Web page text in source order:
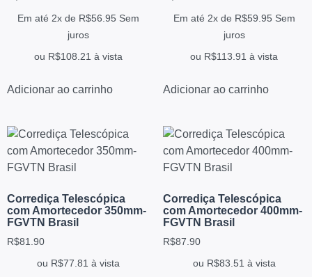
Em até 2x de R$56.95 Sem
juros
ou R$108.21 à vista
Adicionar ao carrinho
Em até 2x de R$59.95 Sem
juros
ou R$113.91 à vista
Adicionar ao carrinho
Corrediça Telescópica
com Amortecedor 350mm-
FGVTN Brasil
R$81.90
ou R$77.81 à vista
Corrediça Telescópica
com Amortecedor 400mm-
FGVTN Brasil
R$87.90
ou R$83.51 à vista